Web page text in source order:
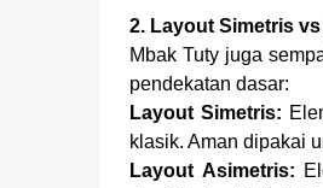
2. Layout Simetris
Mbak Tuty juga
pendekatan dasar:
Layout Simetris:
klasik. Aman dipakai
Layout Asimetris: